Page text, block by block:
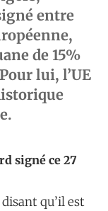
entre
de 15%
lui, l’UE
signé ce 27
qu’il est